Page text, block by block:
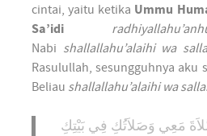
cintai, yaitu ketika Ummu
Sa’idi
Nabi shallallahu’alaihi wa
Rasulullah, sesungguhnya aku
Beliau shallallahu’alaihi wa
مَعِي وَصَلاَتُكِ فِي بَيْتِكِ